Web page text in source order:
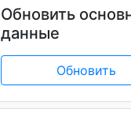
Обновить
данные
Обновить